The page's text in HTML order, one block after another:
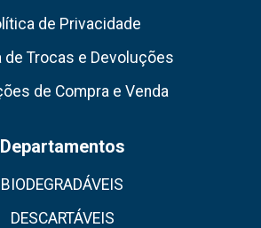
de Privacidade
de Trocas e Devoluções
de Compra e Venda
Departamentos
BIODEGRADÁVEIS
DESCARTÁVEIS